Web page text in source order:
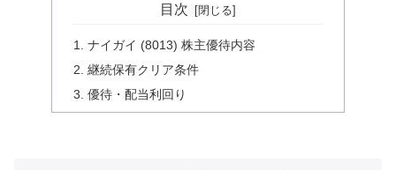
目次
ナイガイ (8013) 株主優待内容
継続保有クリア条件
優待・配当利回り